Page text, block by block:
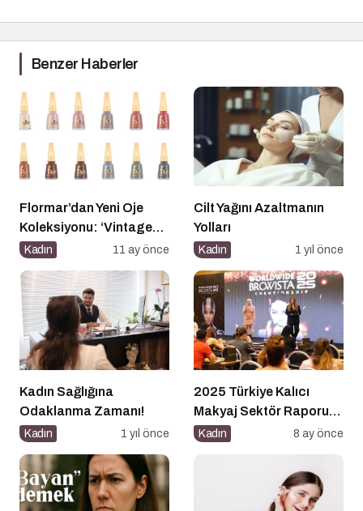
Benzer Haberler
Flormar’dan Yeni Oje
Koleksiyonu: ‘Vintage
Romance’ Nostaljiyle
Zarafeti Tırnaklara
Taşıyor!
Kadın 11 ay önce
Cilt Yağını Azaltmanın
Yolları
Kadın 1 yıl önce
Kadın Sağlığına
Odaklanma Zamanı!
Kadın 1 yıl önce
2025 Türkiye Kalıcı
Makyaj Sektör Raporu
Açıklandı
Kadın 8 ay önce